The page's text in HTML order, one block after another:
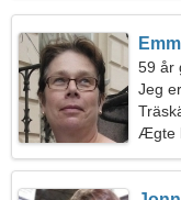
59 år
Jeg
Ægte